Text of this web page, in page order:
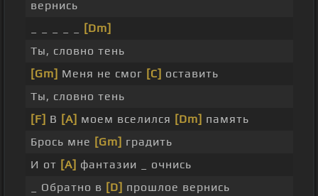
вернись
[Dm]
Ты, словно тень
[Gm] Меня не смог [C] оставить
Ты, словно тень
[F] В [A] моем вселился [Dm] память
Брось мне [Gm] градить
И от [A] фантазии _ очнись
_ Обратно в [D] прошлое вернись